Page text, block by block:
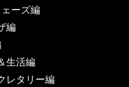
ーズ編
編
生活編
レタリー編